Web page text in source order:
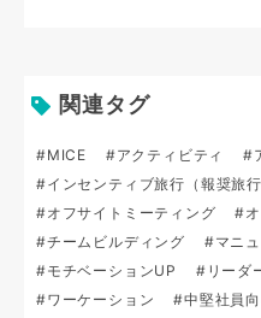
関連タグ
#MICE #アクティビティ
#
#インセンティブ旅行（報奨旅行
#オフサイトミーティング
#
#チームビルディング
#マニ
#モチベーションUP
#リーダ
#ワーケーション
#中堅社員